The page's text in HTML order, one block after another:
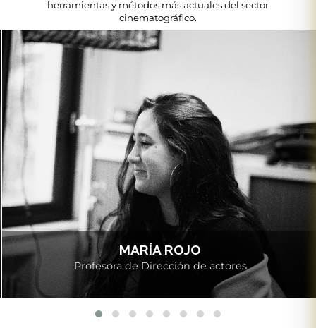
herramientas y métodos más actuales del sector
cinematográfico.
MARÍA ROJO
Profesora de Dirección de actores